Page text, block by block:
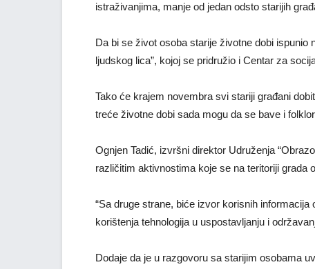
istraživanjima, manje od jedan odsto starijih
Da bi se život osoba starije životne dobi ispunio
ljudskog lica”, kojoj se pridružio i Centar za
Tako će krajem novembra svi stariji građani
treće životne dobi sada mogu da se bave i
Ognjen Tadić, izvršni direktor Udruženja
različitim aktivnostima koje se na teritoriji grada
“Sa druge strane, biće izvor korisnih
korištenja tehnologija u uspostavljanju i
Dodaje da je u razgovoru sa starijim osobama